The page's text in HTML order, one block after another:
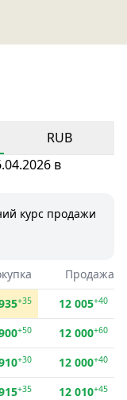
RUB
в
курс продажи
Продажа
+35 12 005+40
+50 12 000+60
+30 12 000+40
+35 12 010+45